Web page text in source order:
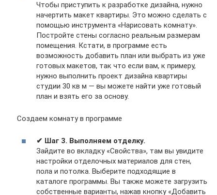
Чтобы приступить к разработке дизайна, нужно
начертить макет квартиры. Это можно сделать с
помощью инструмента «Нарисовать комнату».
Постройте стены согласно реальным размерам
помещения. Кстати, в программе есть
возможность добавить план или выбрать из уже
готовых макетов, так что если вам, к примеру,
нужно выполнить проект дизайна квартиры
студии 30 кв м — вы можете найти уже готовый
план и взять его за основу.
Создаем комнату в программе
✔ Шаг 3. Выполняем отделку.
Зайдите во вкладку «Свойства», там вы увидите
настройки отделочных материалов для стен,
пола и потолка. Выберите подходящие в
каталоге программы. Вы также можете загрузить
собственные варианты, нажав кнопку «Добавить